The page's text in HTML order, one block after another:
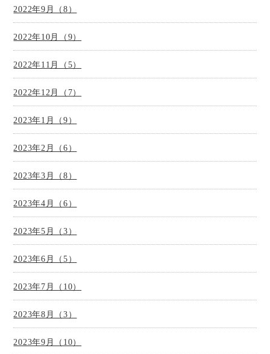
2022年9月（8）
2022年10月（9）
2022年11月（5）
2022年12月（7）
2023年1月（9）
2023年2月（6）
2023年3月（8）
2023年4月（6）
2023年5月（3）
2023年6月（5）
2023年7月（10）
2023年8月（3）
2023年9月（10）